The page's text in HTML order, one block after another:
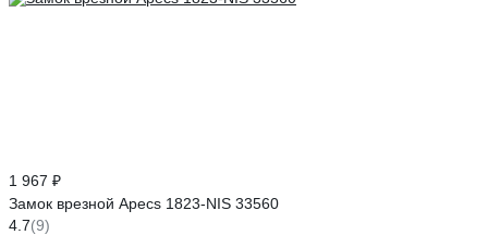
1 967 ₽
Замок врезной Apecs 1823-NIS 33560
4.7(9)